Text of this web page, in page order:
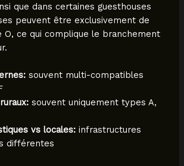
que dans certaines guesthouses
peuvent être exclusivement de
O, ce qui complique le branchement
souvent multi-compatibles
souvent uniquement types A,
vs locales: infrastructures
différentes